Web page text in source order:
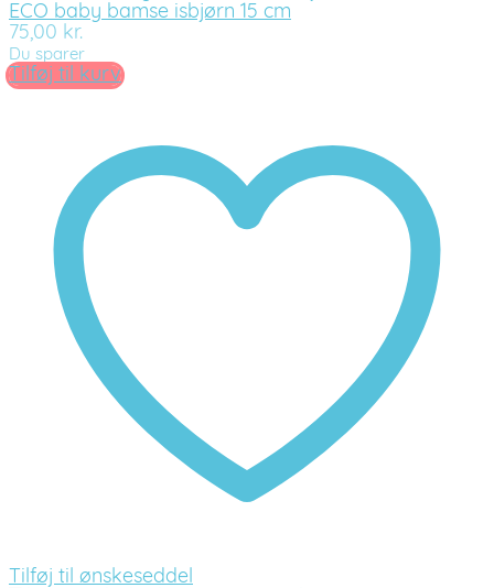
ECO baby bamse isbjørn 15 cm
75,00 kr.
Du sparer
Tilføj til kurv
Tilføj til ønskeseddel